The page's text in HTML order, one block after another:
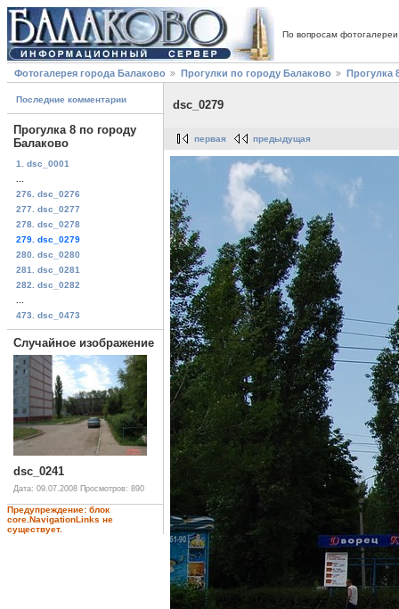
По вопросам
Фотогалерея города Балаково Прогулки по городу Балаково Прогулка
Последние комментарии
Прогулка 8 по городу
Балаково
1. dsc_0001
276. dsc_0276
277. dsc_0277
278. dsc_0278
279. dsc_0279
280. dsc_0280
281. dsc_0281
282. dsc_0282
473. dsc_0473
Случайное изображение
dsc_0241
Дата: 09.07.2008 Просмотров: 890
Предупреждение: блок
core.NavigationLinks не
существует.
dsc_0279
первая предыдущая